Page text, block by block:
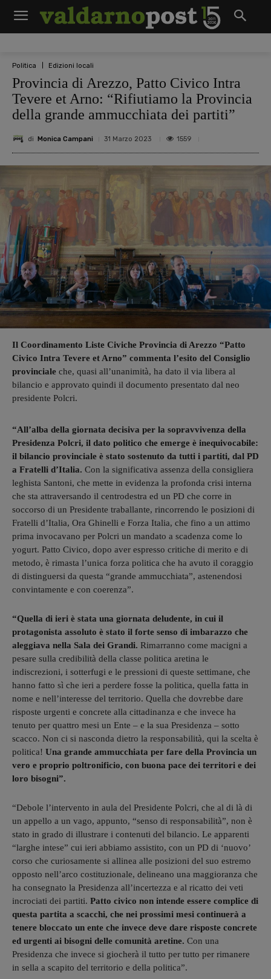
Politica Edizioni locali
Provincia di Arezzo, Patto Civico Intra
Tevere et Arno: “Rifiutiamo la Provincia
della grande ammucchiata dei partiti”
di Monica Campani 31 Marzo 2023 1559
Il Coordinamento Liste Civiche Provincia di Arezzo “Patto
Civico Intra Tevere et Arno” commenta l’esito del Consiglio
provinciale che, quasi all’unanimità, ha dato il via libera al
bilancio e approvato quindi il documento presentato dal neo
presidente Polcri.
“All’alba della giornata decisiva per la sopravvivenza della
Presidenza Polcri, il dato politico che emerge è inequivocabile:
il bilancio provinciale è stato sostenuto da tutti i partiti, dal PD
a Fratelli d’Italia. Con la significativa assenza della consigliera
leghista Santoni, che mette in evidenza la profonda crisi interna
che sta attraversando il centrodestra ed un PD che corre in
soccorso di un Presidente traballante, rincorrendo le posizioni di
Fratelli d’Italia, Ora Ghinelli e Forza Italia, che fino a un attimo
prima invocavano per Polcri un mandato a scadenza come lo
yogurt. Patto Civico, dopo aver espresso critiche di merito e di
metodo, è rimasta l’unica forza politica che ha avuto il coraggio
di distinguersi da questa “grande ammucchiata”, astenendosi
convintamente e con coerenza”.
“Quella di ieri è stata una giornata deludente, in cui il
protagonista assoluto è stato il forte senso di imbarazzo che
aleggiava nella Sala dei Grandi. Rimarranno come macigni a
pesare sulla credibilità della classe politica aretina le
indiscrezioni, i sotterfugi e le pressioni di queste settimane, che
hanno fatto sì che ieri a perdere fosse la politica, quella fatta in
nome e nell’interesse del territorio. Quella che dovrebbe dare
risposte urgenti e concrete alla cittadinanza e che invece ha
tenuto per quattro mesi un Ente – e la sua Presidenza – sotto
scacco. Non ci si nasconda dietro la responsabilità, qui la scelta è
politica! Una grande ammucchiata per fare della Provincia un
vero e proprio poltronificio, con buona pace dei territori e dei
loro bisogni”.
“Debole l’intervento in aula del Presidente Polcri, che al di là di
un appello a un vago, appunto, “senso di responsabilità”, non è
stato in grado di illustrare i contenuti del bilancio. Le apparenti
“larghe intese” cui ieri abbiamo assistito, con un PD di ‘nuovo’
corso che curiosamente si allinea alle posizioni del suo estremo
opposto nell’arco costituzionale, delineano una maggioranza che
ha consegnato la Presidenza all’incertezza e al ricatto dei veti
incrociati dei partiti. Patto civico non intende essere complice di
questa partita a scacchi, che nei prossimi mesi continuerà a
tenere bloccato un ente che invece deve dare risposte concrete
ed urgenti ai bisogni delle comunità aretine. Con una
Presidenza che invece si giocherà il tutto per tutto per rimanere
in sella a scapito del territorio e della politica”.